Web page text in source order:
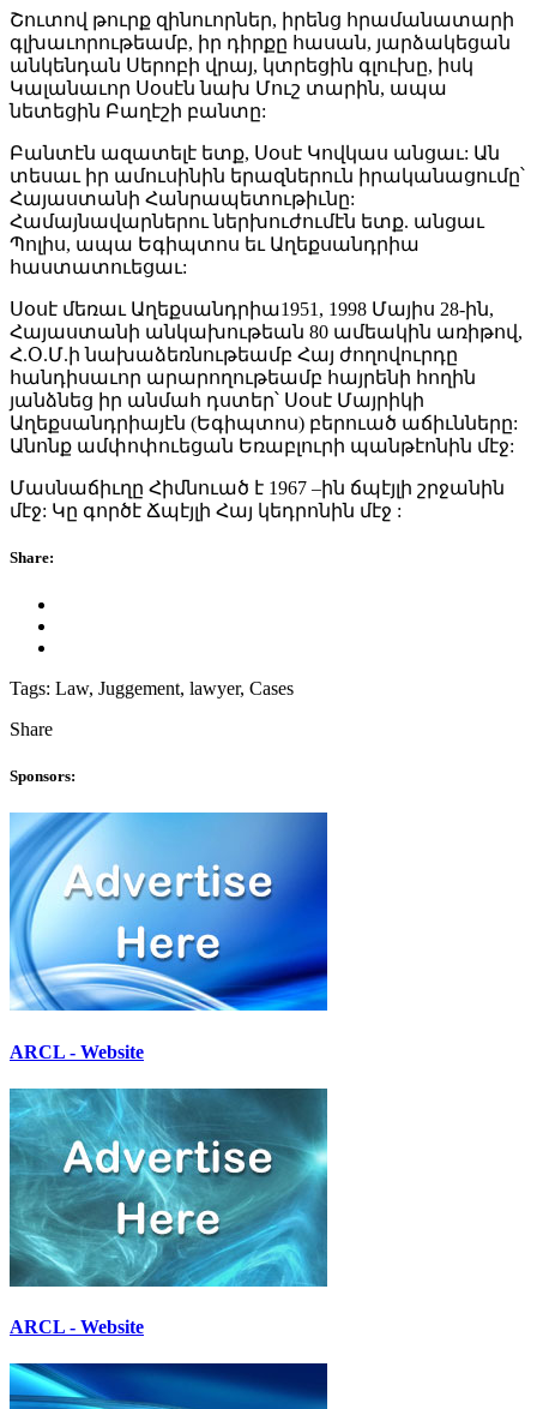
Շուտով թուրք զինուորներ, իրենց հրամանատարի
գլխաւորութեամբ, իր դիրքը հասան, յարձակեցան
անկենդան Սերոբի վրայ, կտրեցին գլուխը, իսկ
Կալանաւոր Սօսէն նախ Մուշ տարին, ապա
նետեցին Բաղէշի բանտը:
Բանտէն ազատելէ ետք, Սօսէ Կովկաս անցաւ: Ան
տեսաւ իր ամուսինին երազներուն իրականացումը՝
Հայաստանի Հանրապետութիւնը:
Համայնավարներու ներխուժումէն ետք. անցաւ
Պոլիս, ապա Եգիպտոս եւ Աղեքսանդրիա
հաստատուեցաւ:
Սօսէ մեռաւ Աղեքսանդրիա1951, 1998 Մայիս 28-ին,
Հայաստանի անկախութեան 80 ամեակին առիթով,
Հ.Օ.Մ.ի նախաձեռնութեամբ Հայ ժողովուրդը
հանդիսաւոր արարողութեամբ հայրենի հողին
յանձնեց իր անմահ դստեր՝ Սօսէ Մայրիկի
Աղեքսանդրիայէն (Եգիպտոս) բերուած աճիւնները:
Անոնք ամփոփուեցան Եռաբլուրի պանթէոնին մէջ:
Մասնաճիւղը Հիմնուած է 1967 –ին ճպէյլի շրջանին
մէջ: Կը գործէ Ճպէյլի Հայ կեդրոնին մէջ :
Share:
Tags: Law, Juggement, lawyer, Cases
Share
Sponsors:
ARCL - Website
ARCL - Website